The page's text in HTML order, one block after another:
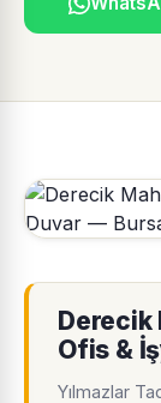
Derecik
Ofis &
Yılmazlar